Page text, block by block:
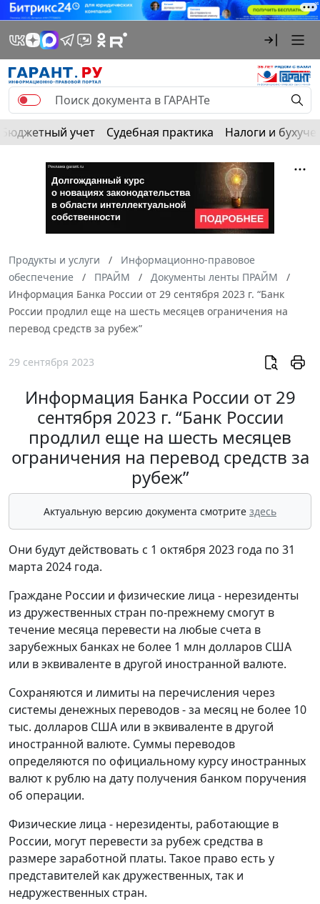
Бюджетный учет Судебная практика Налоги и
Продукты и услуги
Информационно-правовое
обеспечение
ПРАЙМ
Документы ленты ПРАЙМ
Информация Банка России от 29 сентября 2023 г. “Банк
России продлил еще на шесть месяцев ограничения на
перевод средств за рубеж”
29 сентября 2023
Информация Банка России от 29
сентября 2023 г. “Банк России
продлил еще на шесть месяцев
ограничения на перевод средств за
рубеж”
Актуальную версию документа смотрите здесь
Они будут действовать с 1 октября 2023 года по 31
марта 2024 года.
Граждане России и физические лица - нерезиденты
из дружественных стран по-прежнему смогут в
течение месяца перевести на любые счета в
зарубежных банках не более 1 млн долларов США
или в эквиваленте в другой иностранной валюте.
Сохраняются и лимиты на перечисления через
системы денежных переводов - за месяц не более 10
тыс. долларов США или в эквиваленте в другой
иностранной валюте. Суммы переводов
определяются по официальному курсу иностранных
валют к рублю на дату получения банком поручения
об операции.
Физические лица - нерезиденты, работающие в
России, могут перевести за рубеж средства в
размере заработной платы. Такое право есть у
представителей как дружественных, так и
недружественных стран.